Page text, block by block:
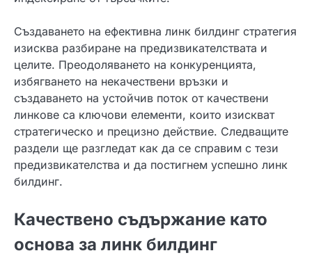
Създаването на ефективна линк билдинг стратегия
изисква разбиране на предизвикателствата и
целите. Преодоляването на конкуренцията,
избягването на некачествени връзки и
създаването на устойчив поток от качествени
линкове са ключови елементи, които изискват
стратегическо и прецизно действие. Следващите
раздели ще разгледат как да се справим с тези
предизвикателства и да постигнем успешно линк
билдинг.
Качествено съдържание като
основа за линк билдинг